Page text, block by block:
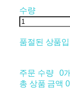
수량
품절된 상품
주문 수량
0개
총 상품 금액